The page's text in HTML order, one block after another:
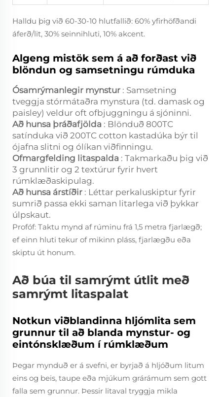
Halldu þig við 60-30-10 hlutfallið: 60% yfirhöfðandi
áferð/lit, 30% seinnihluti, 10% akcent.
Algeng mistök sem á að forðast við
blöndun og samsetningu rúmduka
Ósamrýmanlegir mynstur : Samsetning
tveggja stórmátaðra mynstura (td. damask og
paisley) veldur oft ofbjuggningu á sjóninni.
Að hunsa þráðafjölda : Blönduð 800TC
satínduka við 200TC cotton kastadúka býr til
ójafna slitni og ólíkan viðfinningu.
Ofmargfelding litaspalda : Takmarkaðu þig við
3 grunnlitir og 2 textúrur fyrir hvert
rúmklæðaskipulag.
Að hunsa árstíðir : Léttar perkaluskiptur fyrir
sumrið passa ekki saman litarlega við þykkar
úlpskaut.
Profóf: Taktu mynd af rúminu frá 1,5 metra fjarlægð;
ef einn hluti tekur of mikinn pláss, fjarlægðu eða
skiptu út honum.
Að búa til samrýmt útlit með
samrýmt litaspalat
Notkun viðblandinna hljómlita sem
grunnur til að blanda mynstur- og
eintónsklæðum í rúmklæðum
Þegar mynduð er á svefni, er byrjað á hljóðum litum
eins og beis, taupe eða mjúkum grárámum sem gott
falla sem grunnur. Þessir litaval tryggja mikla